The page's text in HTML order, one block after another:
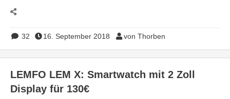
32 16. September 2018 von Thorben
LEMFO LEM X: Smartwatch mit 2 Zoll
Display für 130€